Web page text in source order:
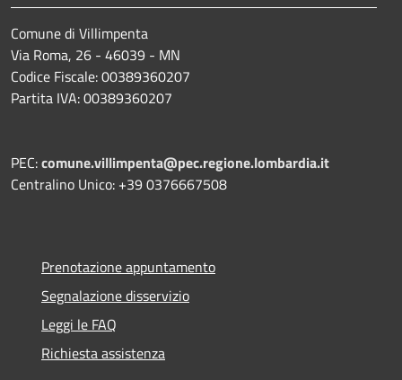
Comune di Villimpenta
Via Roma, 26 - 46039 - MN
Codice Fiscale: 00389360207
Partita IVA: 00389360207
PEC:comune.villimpenta@pec.regione.lombardia.it
Centralino Unico: +39 0376667508
Prenotazione appuntamento
Segnalazione disservizio
Leggi le FAQ
Richiesta assistenza